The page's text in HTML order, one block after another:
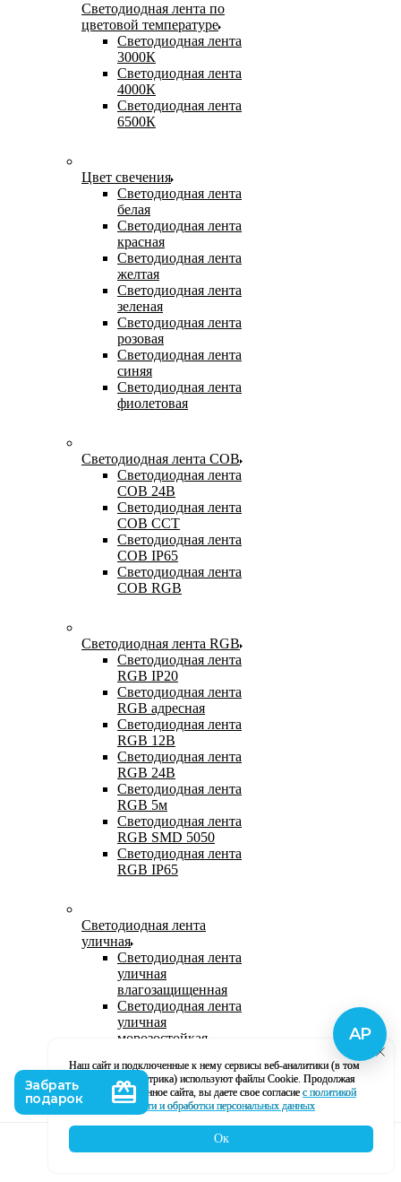
Светодиодная лента по
цветовой температуре
Светодиодная лента
3000К
Светодиодная лента
4000К
Светодиодная лента
6500К
Цвет свечения
Светодиодная лента
белая
Светодиодная лента
красная
Светодиодная лента
желтая
Светодиодная лента
зеленая
Светодиодная лента
розовая
Светодиодная лента
синяя
Светодиодная лента
фиолетовая
Светодиодная лента COB
Светодиодная лента
COB 24В
Светодиодная лента
COB CCT
Светодиодная лента
COB IP65
Светодиодная лента
COB RGB
Светодиодная лента RGB
Светодиодная лента
RGB IP20
Светодиодная лента
RGB адресная
Светодиодная лента
RGB 12В
Светодиодная лента
RGB 24В
Светодиодная лента
RGB 5м
Светодиодная лента
RGB SMD 5050
Светодиодная лента
RGB IP65
Светодиодная лента
уличная
Светодиодная лента
уличная
влагозащищенная
Светодиодная лента
уличная
морозостойкая
светодиодная лента
220В
Светодиодная лента
уличная в силиконе
Наш сайт и подключенные к нему сервисы веб-аналитики (в том
числе, Яндекс Метрика) используют файлы Cookie. Продолжая
использование данное сайта, вы даете свое согласие с политикой
кофиденциальности и обработки персональных данных
Ок